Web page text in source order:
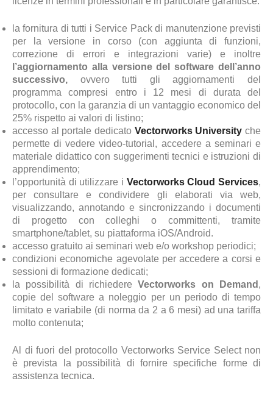
la fornitura di tutti i Service Pack di manutenzione previsti
per la versione in corso (con aggiunta di funzioni,
correzione di errori e integrazioni varie) e inoltre
l’aggiornamento alla versione del software dell’anno
successivo, ovvero tutti gli aggiornamenti del
programma compresi entro i 12 mesi di durata del
protocollo, con la garanzia di un vantaggio economico del
25% rispetto ai valori di listino;
accesso al portale dedicato Vectorworks University che
permette di vedere video-tutorial, accedere a seminari e
materiale didattico con suggerimenti tecnici e istruzioni di
apprendimento;
l’opportunità di utilizzare i Vectorworks Cloud Services,
per consultare e condividere gli elaborati via web,
visualizzando, annotando e sincronizzando i documenti
di progetto con colleghi o committenti, tramite
smartphone/tablet, su piattaforma iOS/Android.
accesso gratuito ai seminari web e/o workshop periodici;
condizioni economiche agevolate per accedere a corsi e
sessioni di formazione dedicati;
la possibilità di richiedereVectorworks on Demand ,
copie del software a noleggio per un periodo di tempo
limitato e variabile (di norma da 2 a 6 mesi) ad una tariffa
molto contenuta;
Al di fuori del protocollo Vectorworks Service Select non
è prevista la possibilità di fornire specifiche forme di
assistenza tecnica.